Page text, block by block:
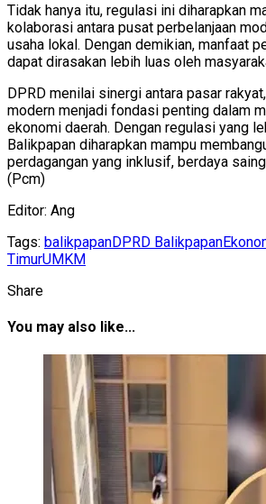
Tidak hanya itu, regulasi ini diharapkan
kolaborasi antara pusat perbelanjaan
usaha lokal. Dengan demikian, manfaat
dapat dirasakan lebih luas oleh
DPRD menilai sinergi antara pasar
modern menjadi fondasi penting dalam
ekonomi daerah. Dengan regulasi yang
Balikpapan diharapkan mampu
perdagangan yang inklusif, berdaya
(Pcm)
Editor: Ang
Tags: balikpapanDPRD Balikpapan
TimurUMKM
Share
You may also like...